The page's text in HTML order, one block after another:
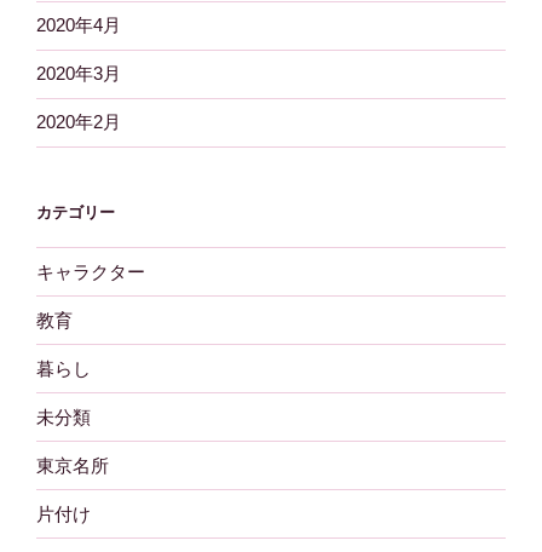
2020年4月
2020年3月
2020年2月
カテゴリー
キャラクター
教育
暮らし
未分類
東京名所
片付け